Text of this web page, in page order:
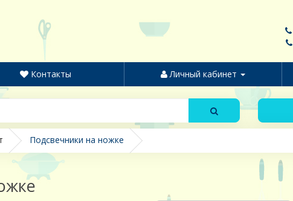
Контакты Личный кабинет
Подсвечники на ножке